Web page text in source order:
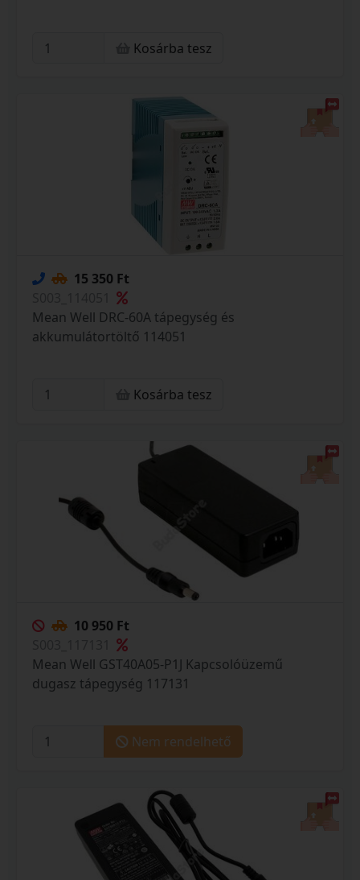
Kosárba tesz
15 350 Ft
Mean Well DRC-60A tápegység és
akkumulátortöltő 114051
Kosárba tesz
10 950 Ft
Mean Well GST40A05-P1J Kapcsolóüzemű
dugasz tápegység 117131
Nem rendelhető